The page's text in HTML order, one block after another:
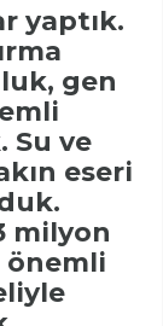
yaptık.
gen
Su ve
eseri
milyon
önemli